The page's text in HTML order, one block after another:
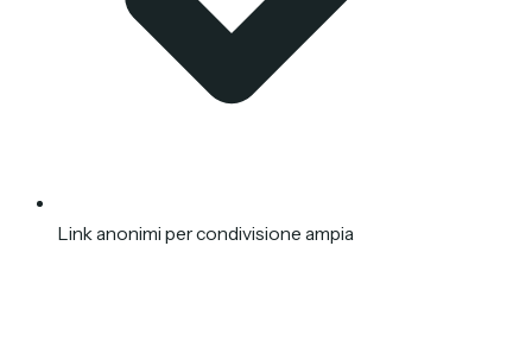
Link anonimi per condivisione ampia